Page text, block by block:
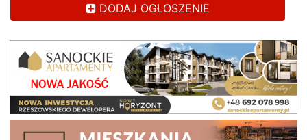
DODAJ OGŁOSZENIE